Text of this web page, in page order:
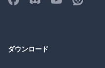
ダウンロード